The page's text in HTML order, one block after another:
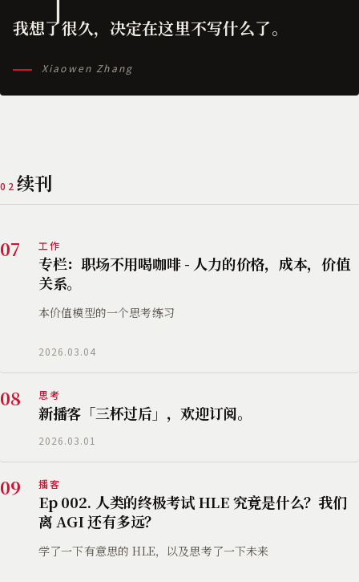
我想了很久，决定在这里不写什么了。
Xiaowen Zhang
02 续刊
07 工作
专栏：职场不用喝咖啡 - 人力的价格，成本，价值
关系。
本价值模型的一个思考练习
2026.03.04
08 思考
新播客「三杯过后」，欢迎订阅。
2026.03.01
09 播客
Ep 002. 人类的终极考试 HLE 究竟是什么？我们
离 AGI 还有多远？
学了一下有意思的 HLE，以及思考了一下未来